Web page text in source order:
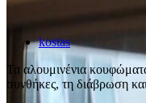
kostas
Τα αλουμινένια
συνθήκες, τη διάβρωση